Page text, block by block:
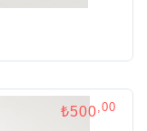
₺500 ,00